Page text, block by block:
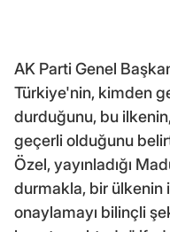
AK Parti Genel Başkan
Türkiye'nin, kimden
durduğunu, bu
geçerli olduğunu
Özel, yayınladığı
durmakla, bir ülkenin
onaylamayı bilinçli